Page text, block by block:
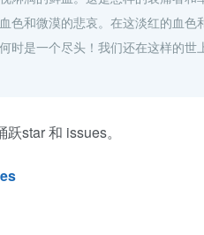
色和微漠的悲哀。在这淡红的血
时是一个尽头！我们还在这样的
star 和 issues。